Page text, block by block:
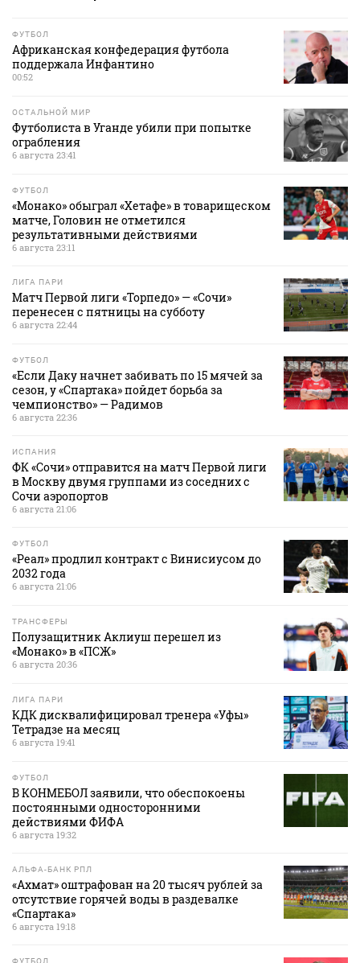
ФУТБОЛ
Африканская конфедерация футбола
поддержала Инфантино
00:52
ОСТАЛЬНОЙ МИР
Футболиста в Уганде убили при попытке
ограбления
6 августа 23:41
ФУТБОЛ
«Монако» обыграл «Хетафе» в товарищеском
матче, Головин не отметился
результативными действиями
6 августа 23:11
ЛИГА ПАРИ
Матч Первой лиги «Торпедо» — «Сочи»
перенесен с пятницы на субботу
6 августа 22:44
ФУТБОЛ
«Если Даку начнет забивать по 15 мячей за
сезон, у «Спартака» пойдет борьба за
чемпионство» — Радимов
6 августа 22:36
ИСПАНИЯ
ФК «Сочи» отправится на матч Первой лиги
в Москву двумя группами из соседних с
Сочи аэропортов
6 августа 21:06
ФУТБОЛ
«Реал» продлил контракт с Винисиусом до
2032 года
6 августа 21:06
ТРАНСФЕРЫ
Полузащитник Аклиуш перешел из
«Монако» в «ПСЖ»
6 августа 20:36
ЛИГА ПАРИ
КДК дисквалифицировал тренера «Уфы»
Тетрадзе на месяц
6 августа 19:41
ФУТБОЛ
В КОНМЕБОЛ заявили, что обеспокоены
постоянными односторонними
действиями ФИФА
6 августа 19:32
АЛЬФА-БАНК РПЛ
«Ахмат» оштрафован на 20 тысяч рублей за
отсутствие горячей воды в раздевалке
«Спартака»
6 августа 19:18
ФУТБОЛ